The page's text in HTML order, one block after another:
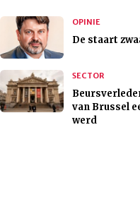
OPINIE
De staart
SECTOR
van Brussel
werd